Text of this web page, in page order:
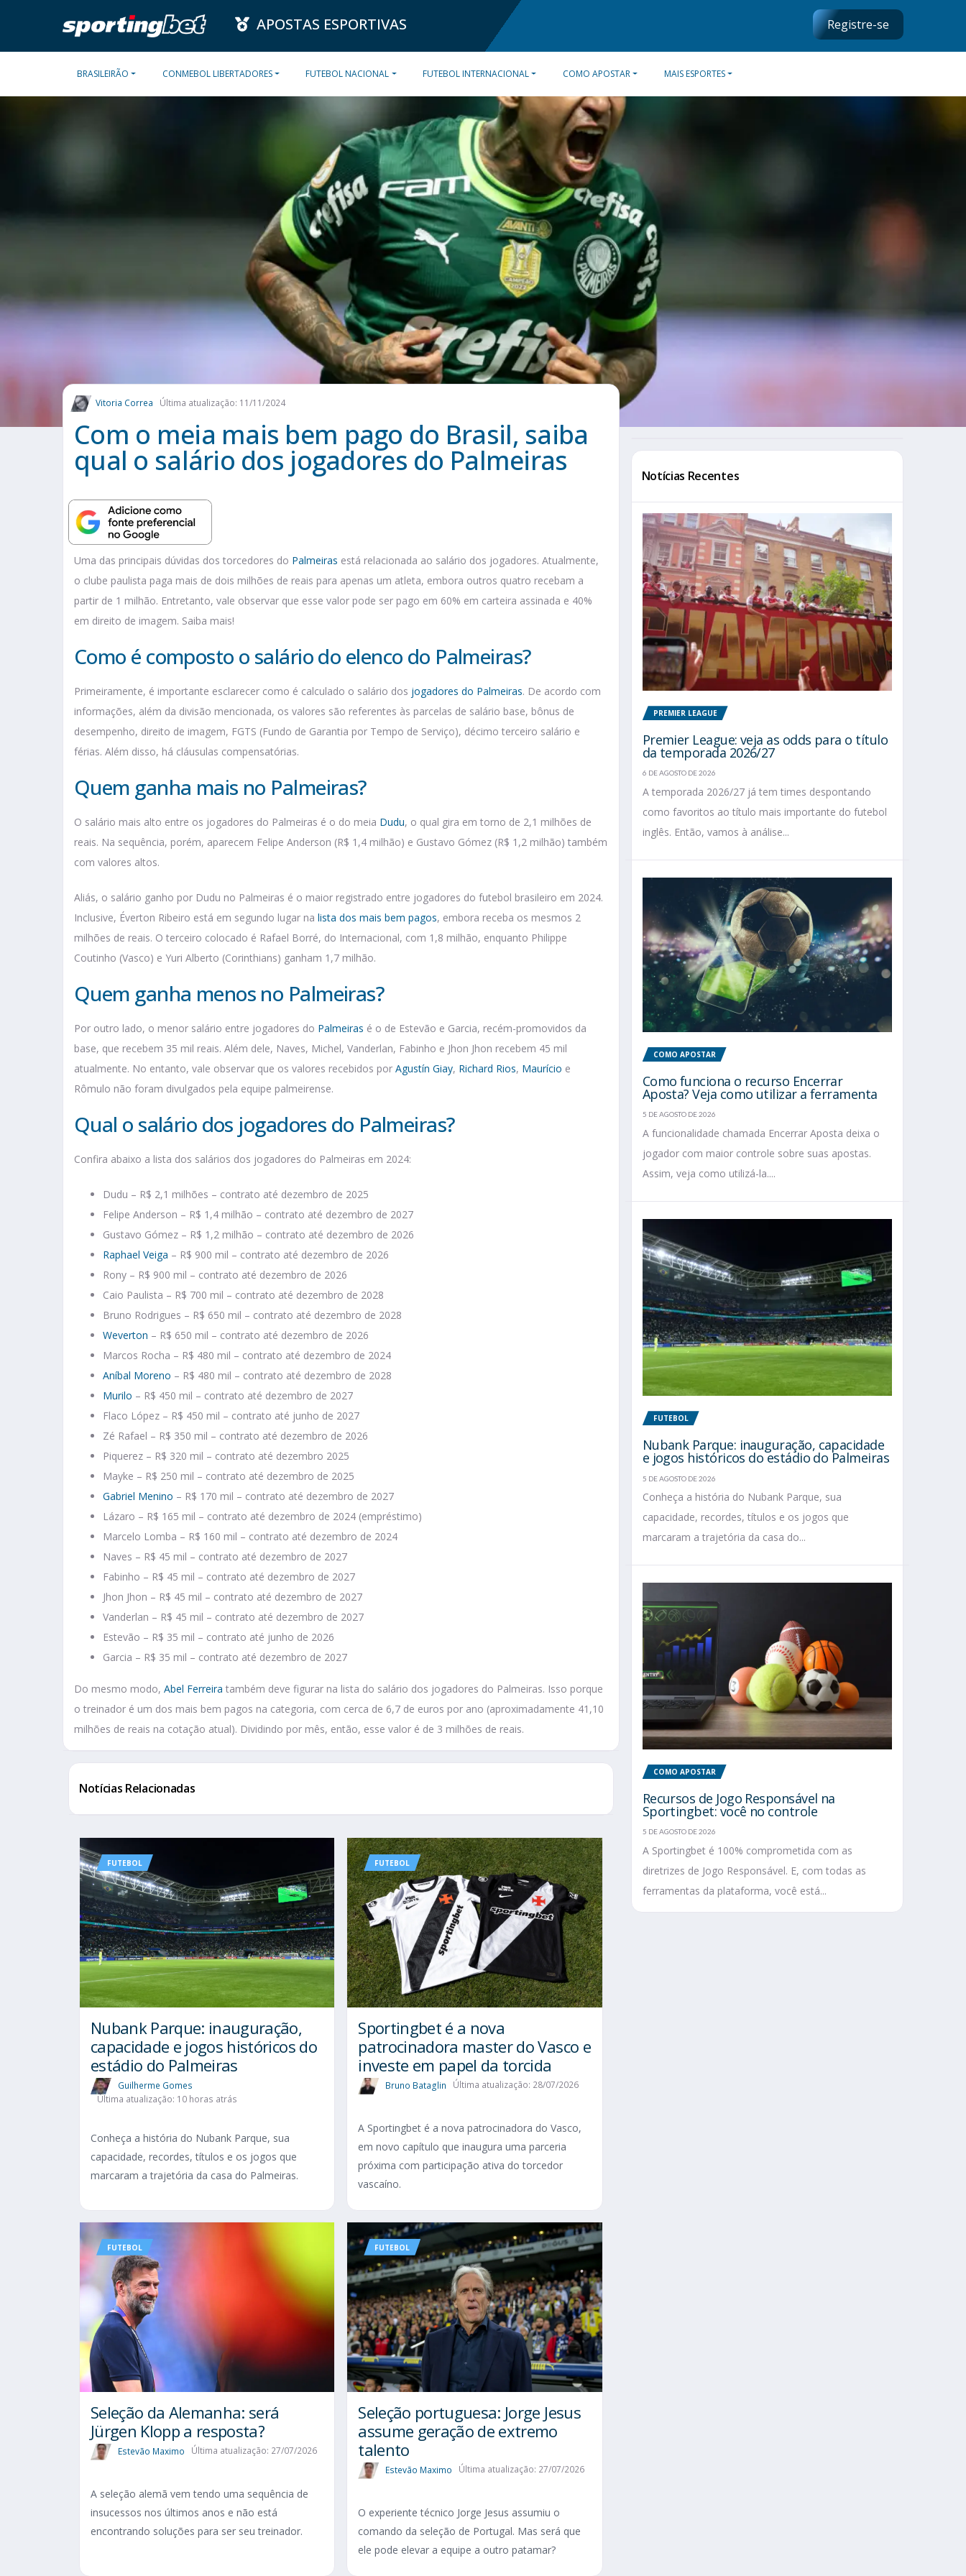
APOSTAS ESPORTIVAS Registre-se
BRASILEIRÃO CONMEBOL LIBERTADORES FUTEBOL NACIONAL FUTEBOL INTERNACIONAL COMO APOSTAR MAIS ESPORTES
Vitoria Correa Última atualização: 11/11/2024
Com o meia mais bem pago do Brasil, saiba
qual o salário dos jogadores do Palmeiras
Uma das principais dúvidas dos torcedores do Palmeiras está relacionada ao salário dos jogadores. Atualmente,
o clube paulista paga mais de dois milhões de reais para apenas um atleta, embora outros quatro recebam a
partir de 1 milhão. Entretanto, vale observar que esse valor pode ser pago em 60% em carteira assinada e 40%
em direito de imagem. Saiba mais!
Como é composto o salário do elenco do Palmeiras?
Primeiramente, é importante esclarecer como é calculado o salário dos jogadores do Palmeiras. De acordo com
informações, além da divisão mencionada, os valores são referentes às parcelas de salário base, bônus de
desempenho, direito de imagem, FGTS (Fundo de Garantia por Tempo de Serviço), décimo terceiro salário e
férias. Além disso, há cláusulas compensatórias.
Quem ganha mais no Palmeiras?
O salário mais alto entre os jogadores do Palmeiras é o do meia Dudu, o qual gira em torno de 2,1 milhões de
reais. Na sequência, porém, aparecem Felipe Anderson (R$ 1,4 milhão) e Gustavo Gómez (R$ 1,2 milhão) também
com valores altos.
Aliás, o salário ganho por Dudu no Palmeiras é o maior registrado entre jogadores do futebol brasileiro em 2024.
Inclusive, Éverton Ribeiro está em segundo lugar na lista dos mais bem pagos, embora receba os mesmos 2
milhões de reais. O terceiro colocado é Rafael Borré, do Internacional, com 1,8 milhão, enquanto Philippe
Coutinho (Vasco) e Yuri Alberto (Corinthians) ganham 1,7 milhão.
Quem ganha menos no Palmeiras?
Por outro lado, o menor salário entre jogadores do Palmeiras é o de Estevão e Garcia, recém-promovidos da
base, que recebem 35 mil reais. Além dele, Naves, Michel, Vanderlan, Fabinho e Jhon Jhon recebem 45 mil
atualmente. No entanto, vale observar que os valores recebidos por Agustín Giay, Richard Rios, Maurício e
Rômulo não foram divulgados pela equipe palmeirense.
Qual o salário dos jogadores do Palmeiras?
Confira abaixo a lista dos salários dos jogadores do Palmeiras em 2024:
Dudu – R$ 2,1 milhões – contrato até dezembro de 2025
Felipe Anderson – R$ 1,4 milhão – contrato até dezembro de 2027
Gustavo Gómez – R$ 1,2 milhão – contrato até dezembro de 2026
Raphael Veiga – R$ 900 mil – contrato até dezembro de 2026
Rony – R$ 900 mil – contrato até dezembro de 2026
Caio Paulista – R$ 700 mil – contrato até dezembro de 2028
Bruno Rodrigues – R$ 650 mil – contrato até dezembro de 2028
Weverton – R$ 650 mil – contrato até dezembro de 2026
Marcos Rocha – R$ 480 mil – contrato até dezembro de 2024
Aníbal Moreno – R$ 480 mil – contrato até dezembro de 2028
Murilo – R$ 450 mil – contrato até dezembro de 2027
Flaco López – R$ 450 mil – contrato até junho de 2027
Zé Rafael – R$ 350 mil – contrato até dezembro de 2026
Piquerez – R$ 320 mil – contrato até dezembro 2025
Mayke – R$ 250 mil – contrato até dezembro de 2025
Gabriel Menino – R$ 170 mil – contrato até dezembro de 2027
Lázaro – R$ 165 mil – contrato até dezembro de 2024 (empréstimo)
Marcelo Lomba – R$ 160 mil – contrato até dezembro de 2024
Naves – R$ 45 mil – contrato até dezembro de 2027
Fabinho – R$ 45 mil – contrato até dezembro de 2027
Jhon Jhon – R$ 45 mil – contrato até dezembro de 2027
Vanderlan – R$ 45 mil – contrato até dezembro de 2027
Estevão – R$ 35 mil – contrato até junho de 2026
Garcia – R$ 35 mil – contrato até dezembro de 2027
Do mesmo modo, Abel Ferreira também deve figurar na lista do salário dos jogadores do Palmeiras. Isso porque
o treinador é um dos mais bem pagos na categoria, com cerca de 6,7 de euros por ano (aproximadamente 41,10
milhões de reais na cotação atual). Dividindo por mês, então, esse valor é de 3 milhões de reais.
Notícias Relacionadas
FUTEBOL
Nubank Parque: inauguração,
capacidade e jogos históricos do
estádio do Palmeiras
Guilherme Gomes
Última atualização: 10 horas atrás
Conheça a história do Nubank Parque, sua
capacidade, recordes, títulos e os jogos que
marcaram a trajetória da casa do Palmeiras.
FUTEBOL
Sportingbet é a nova
patrocinadora master do Vasco e
investe em papel da torcida
Bruno Bataglin Última atualização: 28/07/2026
A Sportingbet é a nova patrocinadora do Vasco,
em novo capítulo que inaugura uma parceria
próxima com participação ativa do torcedor
vascaíno.
FUTEBOL
Seleção da Alemanha: será
Jürgen Klopp a resposta?
Estevão Maximo Última atualização: 27/07/2026
A seleção alemã vem tendo uma sequência de
insucessos nos últimos anos e não está
encontrando soluções para ser seu treinador.
FUTEBOL
Seleção portuguesa: Jorge Jesus
assume geração de extremo
talento
Estevão Maximo Última atualização: 27/07/2026
O experiente técnico Jorge Jesus assumiu o
comando da seleção de Portugal. Mas será que
ele pode elevar a equipe a outro patamar?
Notícias Recentes
PREMIER LEAGUE
Premier League: veja as odds para o título
da temporada 2026/27
6 DE AGOSTO DE 2026
A temporada 2026/27 já tem times despontando
como favoritos ao título mais importante do futebol
inglês. Então, vamos à análise...
COMO APOSTAR
Como funciona o recurso Encerrar
Aposta? Veja como utilizar a ferramenta
5 DE AGOSTO DE 2026
A funcionalidade chamada Encerrar Aposta deixa o
jogador com maior controle sobre suas apostas.
Assim, veja como utilizá-la....
FUTEBOL
Nubank Parque: inauguração, capacidade
e jogos históricos do estádio do Palmeiras
5 DE AGOSTO DE 2026
Conheça a história do Nubank Parque, sua
capacidade, recordes, títulos e os jogos que
marcaram a trajetória da casa do...
COMO APOSTAR
Recursos de Jogo Responsável na
Sportingbet: você no controle
5 DE AGOSTO DE 2026
A Sportingbet é 100% comprometida com as
diretrizes de Jogo Responsável. E, com todas as
ferramentas da plataforma, você está...